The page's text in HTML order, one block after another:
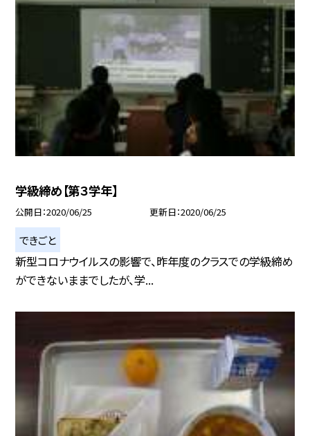
学級締め【第３学年】
公開日 2020/06/25 更新日 2020/06/25
できごと
新型コロナウイルスの影響で、昨年度のクラスでの学級締め
ができないままでしたが、学...